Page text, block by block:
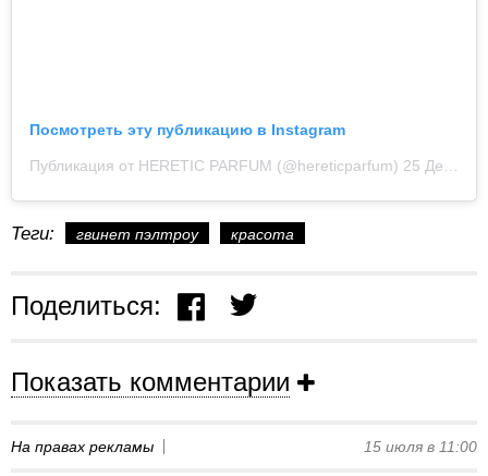
Посмотреть эту публикацию в Instagram
Публикация от HERETIC PARFUM (@hereticparfum) 25 Дек 2019 в 2:18 PST
Теги: гвинет пэлтроу красота
Поделиться:
Показать комментарии
На правах рекламы 15 июля в 11:00